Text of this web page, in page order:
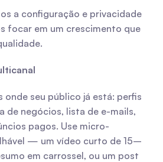
a configuração e privacidade
focar em um crescimento que
onde seu público já está: perfis
de negócios, lista de e-mails,
pagos. Use micro-
— um vídeo curto de 15–
em carrossel, ou um post